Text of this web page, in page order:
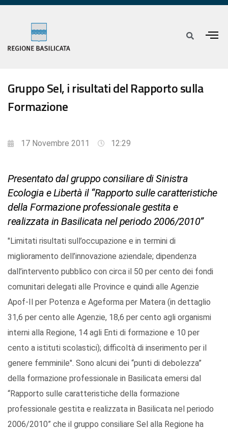
Gruppo Sel, i risultati del Rapporto sulla
Formazione
17 Novembre 2011 12:29
Presentato dal gruppo consiliare di Sinistra
Ecologia e Libertà il “Rapporto sulle caratteristiche
della Formazione professionale gestita e
realizzata in Basilicata nel periodo 2006/2010”
"Limitati risultati sull’occupazione e in termini di
miglioramento dell’innovazione aziendale; dipendenza
dall’intervento pubblico con circa il 50 per cento dei fondi
comunitari delegati alle Province e quindi alle Agenzie
Apof-Il per Potenza e Ageforma per Matera (in dettaglio
31,6 per cento alle Agenzie, 18,6 per cento agli organismi
interni alla Regione, 14 agli Enti di formazione e 10 per
cento a istituti scolastici); difficoltà di inserimento per il
genere femminile". Sono alcuni dei “punti di debolezza”
della formazione professionale in Basilicata emersi dal
“Rapporto sulle caratteristiche della formazione
professionale gestita e realizzata in Basilicata nel periodo
2006/2010” che il gruppo consiliare Sel alla Regione ha